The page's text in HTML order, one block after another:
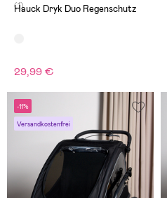
(1)
Hauck Dryk Duo Regenschutz
29,99 €
-11%
Versandkostenfrei